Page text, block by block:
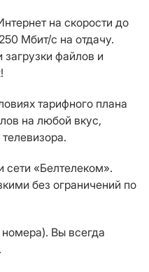
на скорости до
Мбит/с на отдачу.
файлов и
тарифного плана
на любой вкус,
сети «Белтелеком».
без ограничений по
Вы всегда